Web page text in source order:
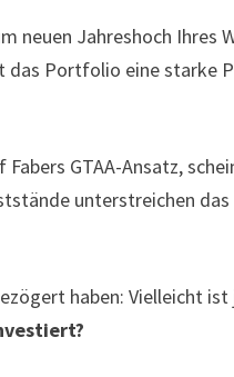
neuen Jahreshoch Ihres
das Portfolio eine starke
Fabers GTAA-Ansatz,
unterstreichen
haben: Vielleicht